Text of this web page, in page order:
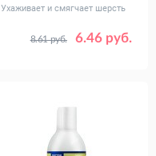
Ухаживает и смягчает шерсть
6.46 руб.
8.61 руб.